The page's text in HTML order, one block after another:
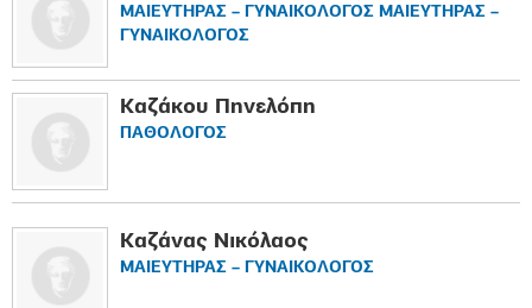
ΜΑΙΕΥΤΗΡΑΣ – ΓΥΝΑΙΚΟΛΟΓΟΣ ΜΑΙΕΥΤΗΡΑΣ –
ΓΥΝΑΙΚΟΛΟΓΟΣ
Καζάκου Πηνελόπη
ΠΑΘΟΛΟΓΟΣ
Καζάνας Νικόλαος
ΜΑΙΕΥΤΗΡΑΣ – ΓΥΝΑΙΚΟΛΟΓΟΣ